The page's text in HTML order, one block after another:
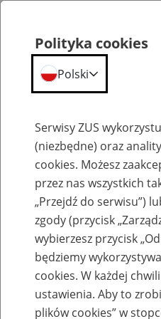
Emerytury
Baza
Polityka cookies
Polski
Serwisy ZUS
(niezbędne) oraz
cookies. Możesz
przez nas wszystkich
„Przejdź do serwisu”)
zgody (przycisk
wybierzesz przycisk
będziemy
cookies. W każdej
ustawienia. Aby to
plików cookies” w